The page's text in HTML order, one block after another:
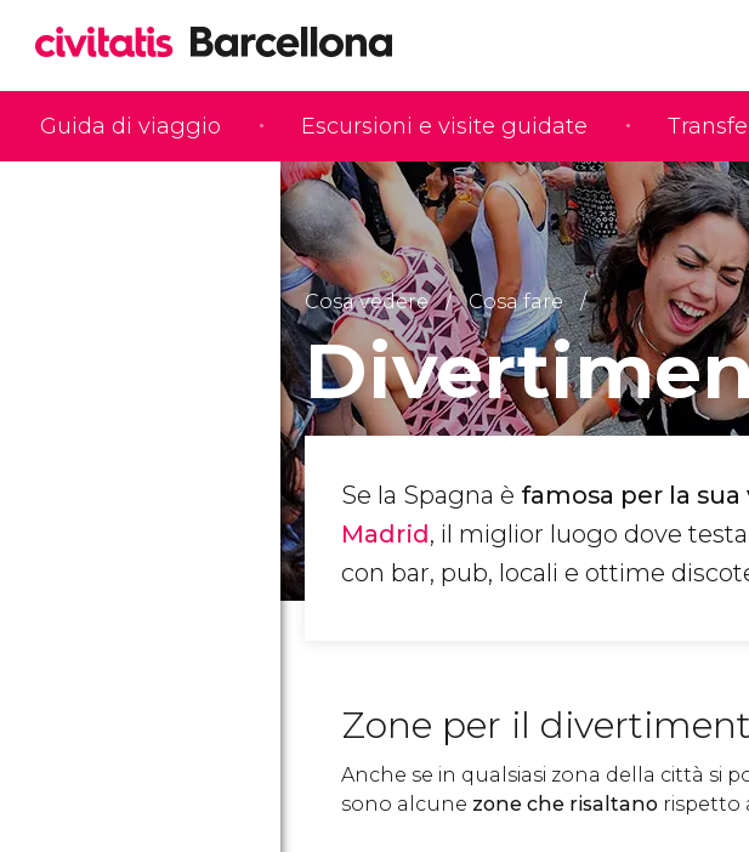
Guida di viaggio Escursioni e visite guidate
Cosa vedere Cosa fare
Se la Spagna è famosa per la
Madrid, il miglior luogo dove
con bar, pub, locali e ottime
Zone per il
Anche se in qualsiasi zona della città si
sono alcune zone che risaltano rispetto